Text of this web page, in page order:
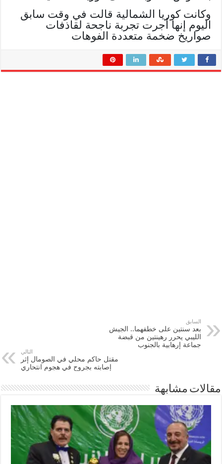
وكانت كوريا الشمالية قالت في وقت سابق
اليوم إنها أجرت تجربة ناجحة لقاذفات
صواريخ ضخمة متعددة الفوهات
السابق
بعد سنتين على خطفهما.. الجيش
الليبي يحرر رهينتين من قبضة
جماعة إرهابية بالجنوب
التالي
مقتل حاكم محلي في الصومال إثر
إصابته بجروح في هجوم انتحاري‎
مقالات مشابهة